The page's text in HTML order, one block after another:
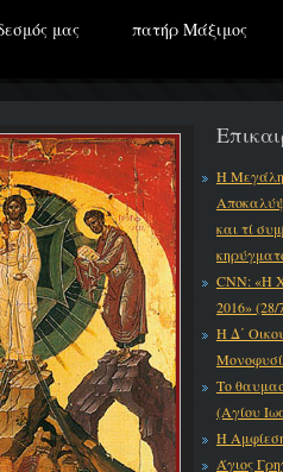
μας πατήρ Μάξιμος
Η Μεγάλη
και τί
CNN: «Η
2016» (28/
Η Δ΄
Το
(Αγίου
Η
Άγιος